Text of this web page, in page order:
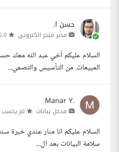
حسن ا.
مدير متجر الكتروني
المبيعات. من التأسيس والتصمي...
Manar Y.
مدخل بيانات لم يحسب
السلام عليكم انا منار عندي خبرة
سلامة البيانات بعد ال...